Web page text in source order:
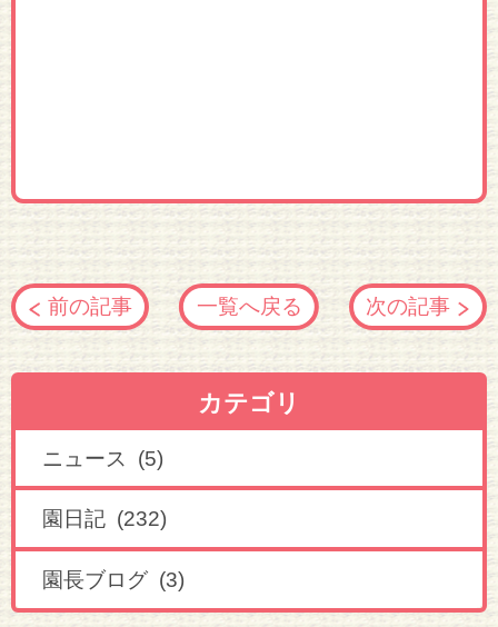
前の記事 一覧へ戻る 次の記事
カテゴリ
ニュース (5)
園日記 (232)
園長ブログ (3)